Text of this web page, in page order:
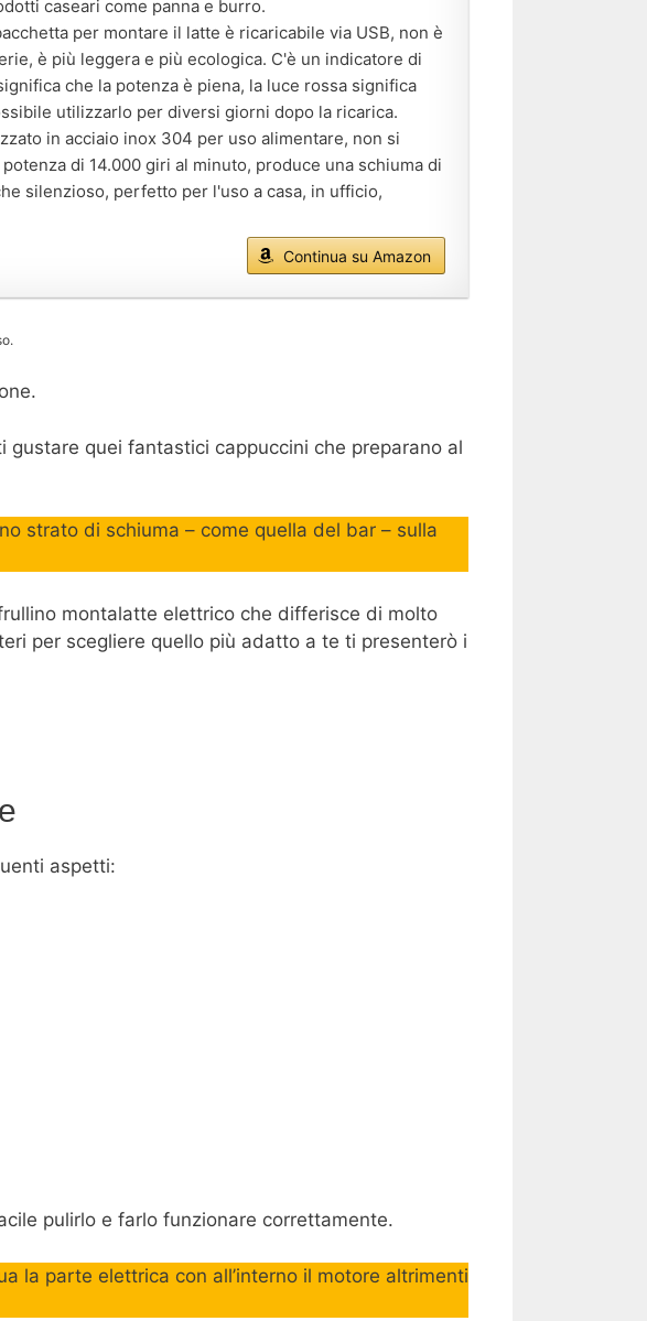
caseari come panna e burro.
per montare il latte è ricaricabile via USB, non è
è più leggera e più ecologica. C'è un indicatore di
che la potenza è piena, la luce rossa significa
utilizzarlo per diversi giorni dopo la ricarica.
in acciaio inox 304 per uso alimentare, non si
di 14.000 giri al minuto, produce una schiuma di
silenzioso, perfetto per l'uso a casa, in ufficio,
Continua su Amazon
quei fantastici cappuccini che preparano al
strato di schiuma – come quella del bar – sulla
montalatte elettrico che differisce di molto
per scegliere quello più adatto a te ti presenterò i
aspetti:
pulirlo e farlo funzionare correttamente.
la parte elettrica con all’interno il motore altrimenti